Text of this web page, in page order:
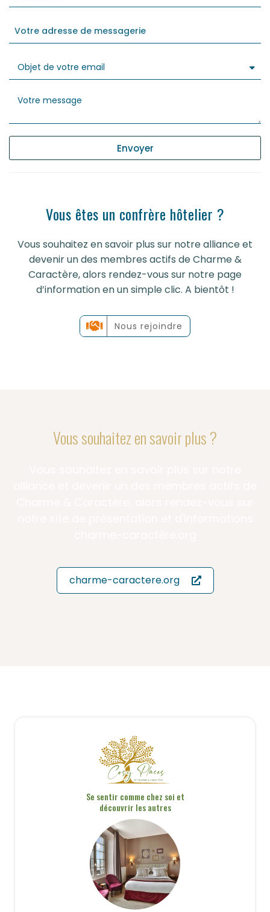
Envoyer
Vous êtes un confrère hôtelier ?
Vous souhaitez en savoir plus sur notre alliance et
devenir un des membres actifs de Charme &
Caractère, alors rendez-vous sur notre page
d’information en un simple clic. A bientôt !
Nous rejoindre
Vous souhaitez en savoir plus ?
charme-caractere.org
Se sentir comme chez soi et
découvrir les autres